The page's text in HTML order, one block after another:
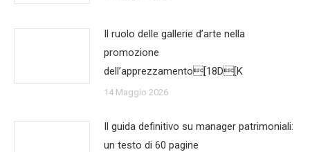
Il ruolo delle gallerie d’arte nella
promozione
dell’apprezzamento[18D[K
14 Maggio 2026
Il guida definitivo su manager patrimoniali:
un testo di 60 pagine